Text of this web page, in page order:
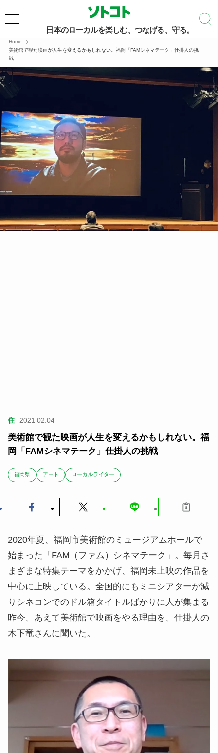
日本のローカルを楽しむ、つなげる、守る。
Home
美術館で観た映画が人生を変えるかもしれない。福岡「FAMシネマテーク」仕掛人の挑
戦
住 2021.02.04
美術館で観た映画が人生を変えるかもしれない。福
岡「FAMシネマテーク」仕掛人の挑戦
福岡県 アート ローカルライター
2020年夏、福岡市美術館のミュージアムホールで
始まった「FAM（ファム）シネマテーク」。毎月さ
まざまな特集テーマをかかげ、福岡未上映の作品を
中心に上映している。全国的にもミニシアターが減
りシネコンでのドル箱タイトルばかりに人が集まる
昨今、あえて美術館で映画をやる理由を、仕掛人の
木下竜さんに聞いた。